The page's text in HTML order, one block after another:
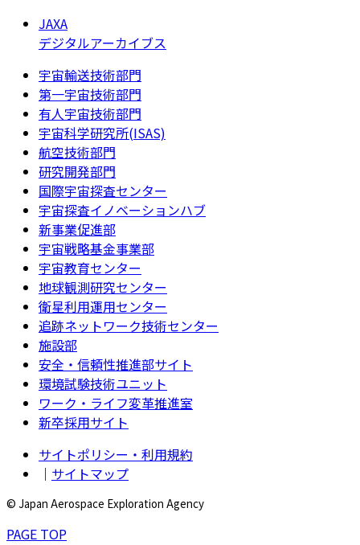
JAXA
デジタルアーカイブス
宇宙輸送技術部門
第一宇宙技術部門
有人宇宙技術部門
宇宙科学研究所(ISAS)
航空技術部門
研究開発部門
国際宇宙探査センター
宇宙探査イノベーションハブ
新事業促進部
宇宙戦略基金事業部
宇宙教育センター
地球観測研究センター
衛星利用運用センター
追跡ネットワーク技術センター
施設部
安全・信頼性推進部サイト
環境試験技術ユニット
ワーク・ライフ変革推進室
新卒採用サイト
サイトポリシー・利用規約
｜ サイトマップ
© Japan Aerospace Exploration Agency
PAGE TOP